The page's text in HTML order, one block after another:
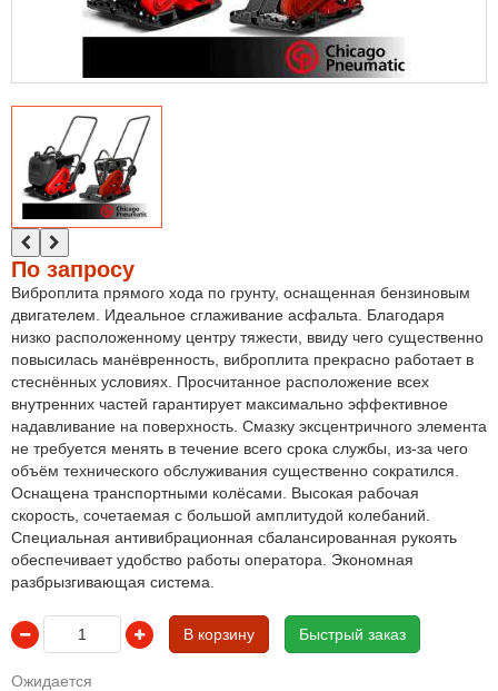
По запросу
Виброплита прямого хода по грунту, оснащенная бензиновым
двигателем. Идеальное сглаживание асфальта. Благодаря
низко расположенному центру тяжести, ввиду чего существенно
повысилась манёвренность, виброплита прекрасно работает в
стеснённых условиях. Просчитанное расположение всех
внутренних частей гарантирует максимально эффективное
надавливание на поверхность. Смазку эксцентричного элемента
не требуется менять в течение всего срока службы, из-за чего
объём технического обслуживания существенно сократился.
Оснащена транспортными колёсами. Высокая рабочая
скорость, сочетаемая с большой амплитудой колебаний.
Специальная антивибрационная сбалансированная рукоять
обеспечивает удобство работы оператора. Экономная
разбрызгивающая система.
В корзину Быстрый заказ
Ожидается